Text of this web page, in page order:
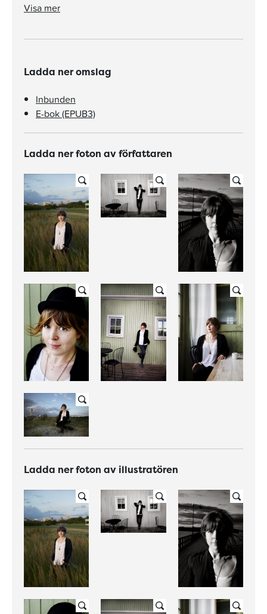
Visa mer
Ladda ner omslag
Inbunden
E-bok (EPUB3)
Ladda ner foton av författaren
Ladda ner foton av illustratören